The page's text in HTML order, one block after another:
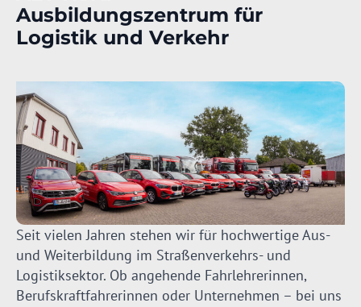
Ausbildungszentrum für
Logistik und Verkehr
Seit vielen Jahren stehen wir für hochwertige Aus-
und Weiterbildung im Straßenverkehrs- und
Logistiksektor. Ob angehende Fahrlehrerinnen,
Berufskraftfahrerinnen oder Unternehmen – bei uns